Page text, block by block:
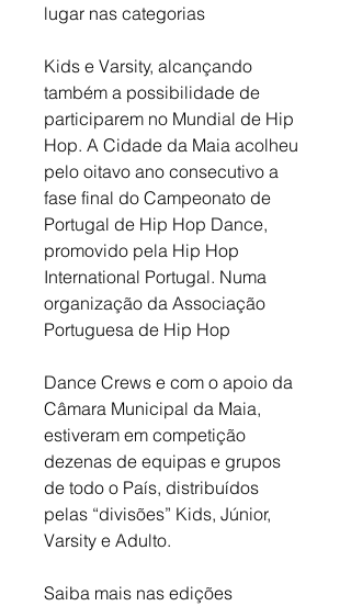
lugar nas categorias
Kids e Varsity, alcançando
também a possibilidade de
participarem no Mundial de Hip
Hop. A Cidade da Maia acolheu
pelo oitavo ano consecutivo a
fase final do Campeonato de
Portugal de Hip Hop Dance,
promovido pela Hip Hop
International Portugal. Numa
organização da Associação
Portuguesa de Hip Hop
Dance Crews e com o apoio da
Câmara Municipal da Maia,
estiveram em competição
dezenas de equipas e grupos
de todo o País, distribuídos
pelas “divisões” Kids, Júnior,
Varsity e Adulto.
Saiba mais nas edições